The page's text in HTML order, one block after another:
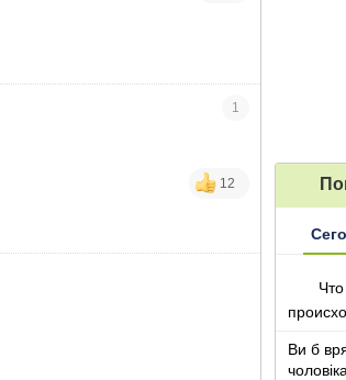
1
12
Ви б